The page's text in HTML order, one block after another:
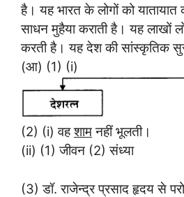
है। यह भारत के लोगों को
साधन मुहैया कराती है। यह लाखों
करती है। यह देश की सांस्कृतिक
(आ) (1) (i)
(2) (i) वहशामनहीं भूलती।
(ii) (1) जीवन (2) संध्या
(3) डॉ. राजेन्द्र प्रसाद हृदय से